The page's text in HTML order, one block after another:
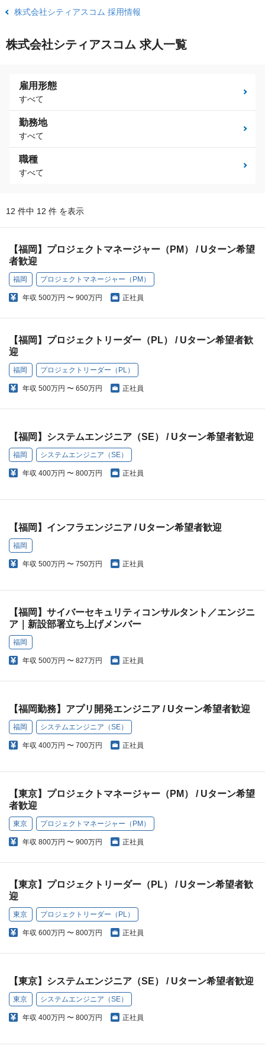
株式会社シティアスコム 採用情報
株式会社シティアスコム 求人一覧
雇用形態
すべて
勤務地
すべて
職種
すべて
12 件中 12 件 を表示
【福岡】プロジェクトマネージャー（PM） / Uターン希望
者歓迎
福岡 プロジェクトマネージャー（PM）
年収 500万円 〜 900万円 正社員
【福岡】プロジェクトリーダー（PL） / Uターン希望者歓
迎
福岡 プロジェクトリーダー（PL）
年収 500万円 〜 650万円 正社員
【福岡】システムエンジニア（SE） / Uターン希望者歓迎
福岡 システムエンジニア（SE）
年収 400万円 〜 800万円 正社員
【福岡】インフラエンジニア / Uターン希望者歓迎
福岡
年収 500万円 〜 750万円 正社員
【福岡】サイバーセキュリティコンサルタント／エンジニ
ア｜新設部署立ち上げメンバー
福岡
年収 500万円 〜 827万円 正社員
【福岡勤務】アプリ開発エンジニア / Uターン希望者歓迎
福岡 システムエンジニア（SE）
年収 400万円 〜 700万円 正社員
【東京】プロジェクトマネージャー（PM） / Uターン希望
者歓迎
東京 プロジェクトマネージャー（PM）
年収 800万円 〜 900万円 正社員
【東京】プロジェクトリーダー（PL） / Uターン希望者歓
迎
東京 プロジェクトリーダー（PL）
年収 600万円 〜 800万円 正社員
【東京】システムエンジニア（SE） / Uターン希望者歓迎
東京 システムエンジニア（SE）
年収 400万円 〜 800万円 正社員